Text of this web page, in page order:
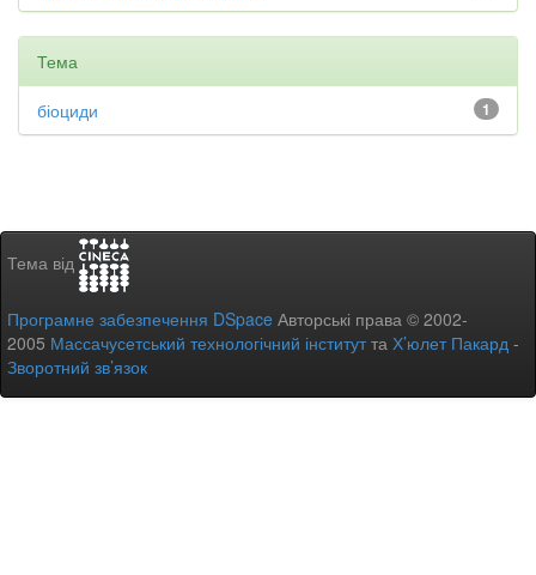
Тема
1
біоциди
Тема від
Програмне забезпечення DSpace Авторські права © 2002-
2005 Массачусетський технологічний інститутта Х’юлет Пакард -
Зворотний зв’язок